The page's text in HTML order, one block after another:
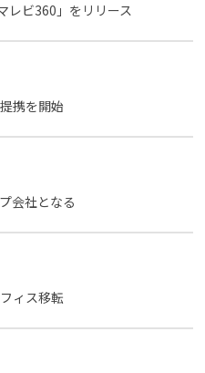
レビ360」をリリース
携を開始
会社となる
ィス移転